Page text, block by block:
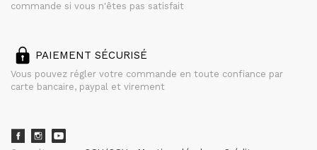
commande si vous n'êtes pas satisfait
PAIEMENT SÉCURISÉ
Vous pouvez régler votre commande en toute confiance par
carte bancaire, paypal et virement